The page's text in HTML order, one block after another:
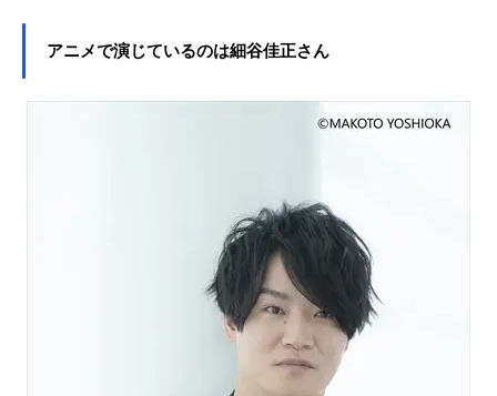
アニメで演じているのは細谷佳正さん